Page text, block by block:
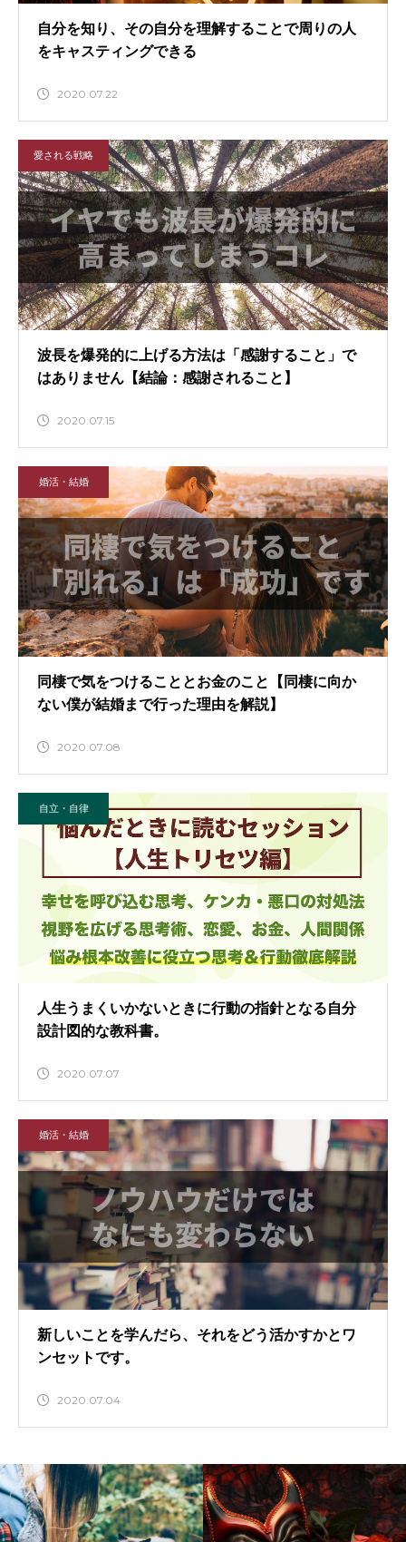
自分を知り、その自分を理解することで周りの人
をキャスティングできる
2020.07.22
愛される戦略
波長を爆発的に上げる方法は「感謝すること」で
はありません【結論：感謝されること】
2020.07.15
婚活・結婚
同棲で気をつけることとお金のこと【同棲に向か
ない僕が結婚まで行った理由を解説】
2020.07.08
自立・自律
人生うまくいかないときに行動の指針となる自分
設計図的な教科書。
2020.07.07
婚活・結婚
新しいことを学んだら、それをどう活かすかとワ
ンセットです。
2020.07.04